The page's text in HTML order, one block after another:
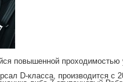
повышенной проходимостью
D-класса, производится с